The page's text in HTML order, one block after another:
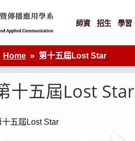
師資 招生 學習
Home 第十五屆Lost Star
十五屆Lost Star
十五屆Lost Star